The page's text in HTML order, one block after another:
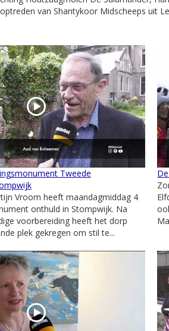
van Shantykoor Midscheeps uit
Tweede
Vroom heeft maandagmiddag 4
onthuld in Stompwijk. Na
voorbereiding heeft het dorp
plek gekregen om stil te...